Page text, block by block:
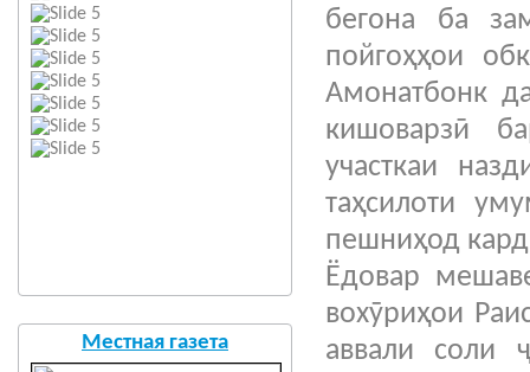
Местная газета
бегона ба
пойгоҳҳои
Амонатбонк
кишоварзӣ
участкаи
таҳсилоти
пешниҳод
Ёдовар
вохӯриҳои
аввали соли